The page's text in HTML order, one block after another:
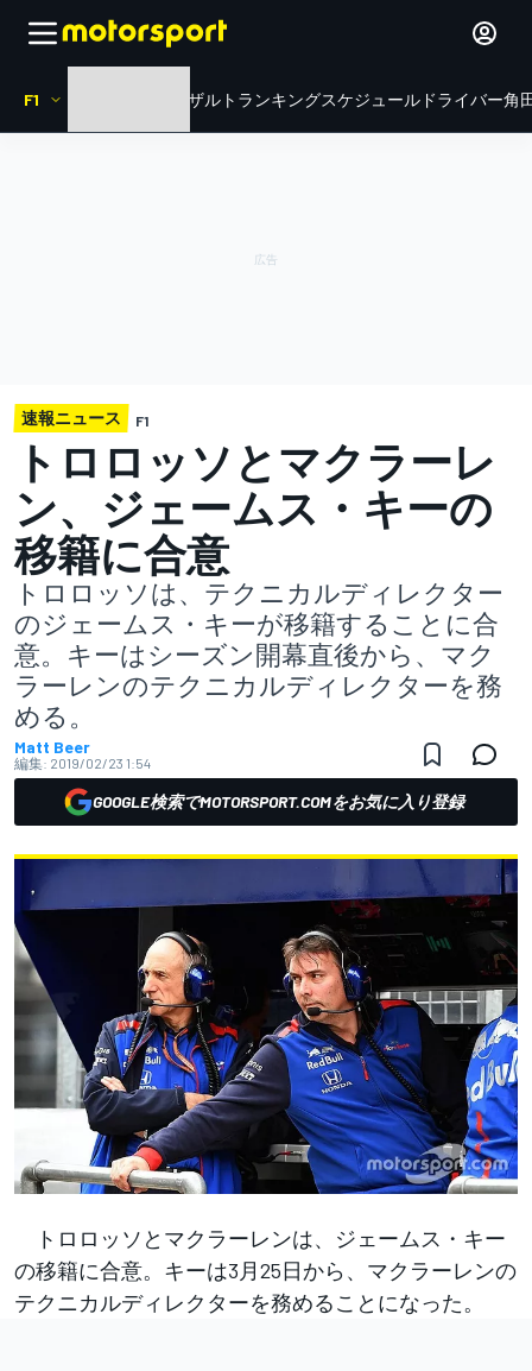
F1 リザルト ランキングスケジュール ドライバー角
速報ニュース F1
トロロッソとマクラーレ
ン、ジェームス・キーの
移籍に合意
トロロッソは、テクニカルディレクター
のジェームス・キーが移籍することに合
意。キーはシーズン開幕直後から、マク
ラーレンのテクニカルディレクターを務
める。
Matt Beer
編集: 2019/02/23 1:54
GOOGLE検索でMOTORSPORT.COMをお気に入り登録
トロロッソとマクラーレンは、ジェームス・キー
の移籍に合意。キーは3月25日から、マクラーレンの
テクニカルディレクターを務めることになった。